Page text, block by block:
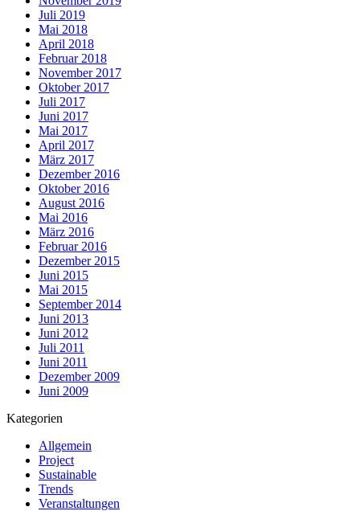
Juli 2019
Mai 2018
April 2018
Februar 2018
November 2017
Oktober 2017
Juli 2017
Juni 2017
Mai 2017
April 2017
März 2017
Dezember 2016
Oktober 2016
August 2016
Mai 2016
März 2016
Februar 2016
Dezember 2015
Juni 2015
Mai 2015
September 2014
Juni 2013
Juni 2012
Juli 2011
Juni 2011
Dezember 2009
Juni 2009
Kategorien
Allgemein
Project
Sustainable
Trends
Veranstaltungen